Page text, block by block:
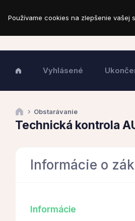
Vyhlásené
Obstarávanie
Technická kontrola
Informácie o
Informácie
Používame cookies na zlepšenie vašej